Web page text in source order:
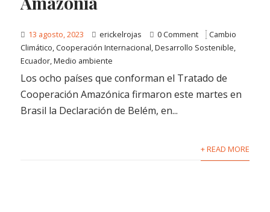
13 agosto, 2023 erickelrojas 0 Comment
Cambio
Climático, Cooperación Internacional,Desarrollo Sostenible,
Ecuador,Medio ambiente
Los ocho países que conforman el Tratado de
Cooperación Amazónica firmaron este martes en
Brasil la Declaración de Belém, en...
+ READ MORE